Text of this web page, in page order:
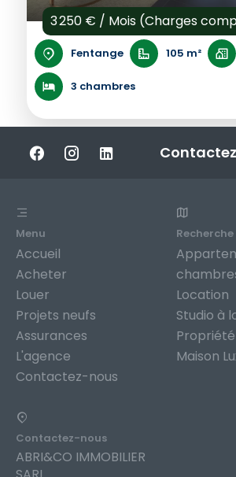
3 250 € / Mois (Charges
Fentange 105 m²
3 chambres
Menu
Accueil
Acheter
Louer
Projets neufs
Assurances
L'agence
Contactez-nous
Location
Studio à
Maison
Contactez-nous
ABRI&CO IMMOBILIER